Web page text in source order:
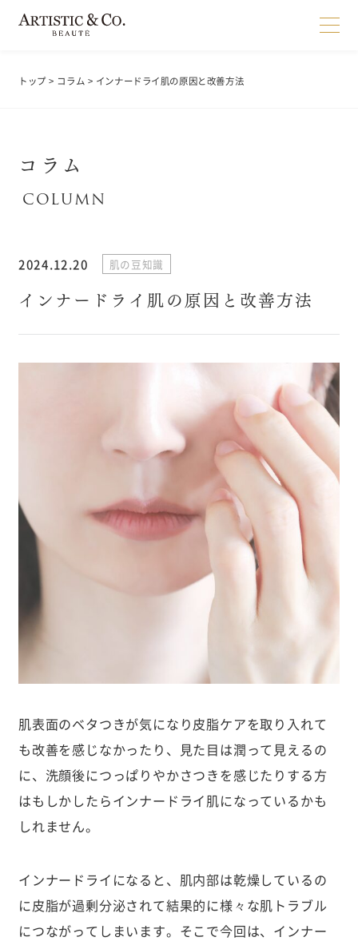
トップ> コラム > インナードライ肌の原因と改善方法
コラム
2024.12.20 肌の豆知識
インナードライ肌の原因と改善方法
肌表面のベタつきが気になり皮脂ケアを取り入れて
も改善を感じなかったり、見た目は潤って見えるの
に、洗顔後につっぱりやかさつきを感じたりする方
はもしかしたらインナードライ肌になっているかも
しれません。
インナードライになると、肌内部は乾燥しているの
に皮脂が過剰分泌されて結果的に様々な肌トラブル
につながってしまいます。そこで今回は、インナー